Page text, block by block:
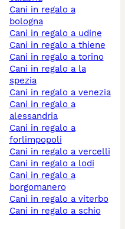
cani in regalo a
bologna
cani in regalo a udine
cani in regalo a thiene
cani in regalo a torino
cani in regalo a la
spezia
cani in regalo a venezia
cani in regalo a
alessandria
cani in regalo a
forlimpopoli
cani in regalo a vercelli
cani in regalo a lodi
cani in regalo a
borgomanero
cani in regalo a viterbo
cani in regalo a schio